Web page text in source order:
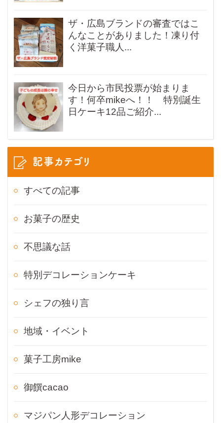
ザ・広島ブランドの審査ではこ
んなことがありました！凍り付
く洋菓子職人...
今日から市民投票が始まりま
す！何卒mikeへ！！ 特別誕生
日ケーキ12品ご紹介...
記事カテゴリ
すべての記事
お菓子の歴史
不思議な話
特別デコレーションケーキ
シェフの独り言
地域・イベント
菓子工房mike
御饌cacao
マジパン人形デコレーション